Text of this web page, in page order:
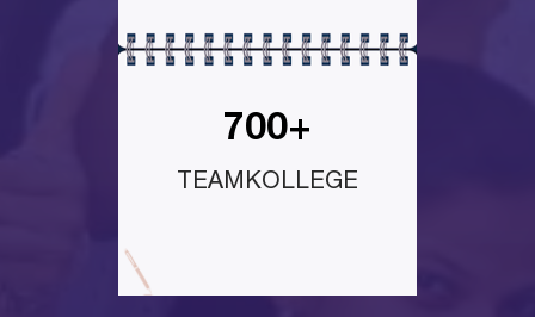
700+
TEAMKOLLEGE